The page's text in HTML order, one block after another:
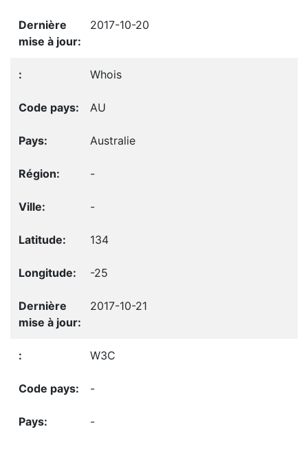
2017-10-20
Whois
AU
Australie
-
-
134
-25
2017-10-21
W3C
-
-